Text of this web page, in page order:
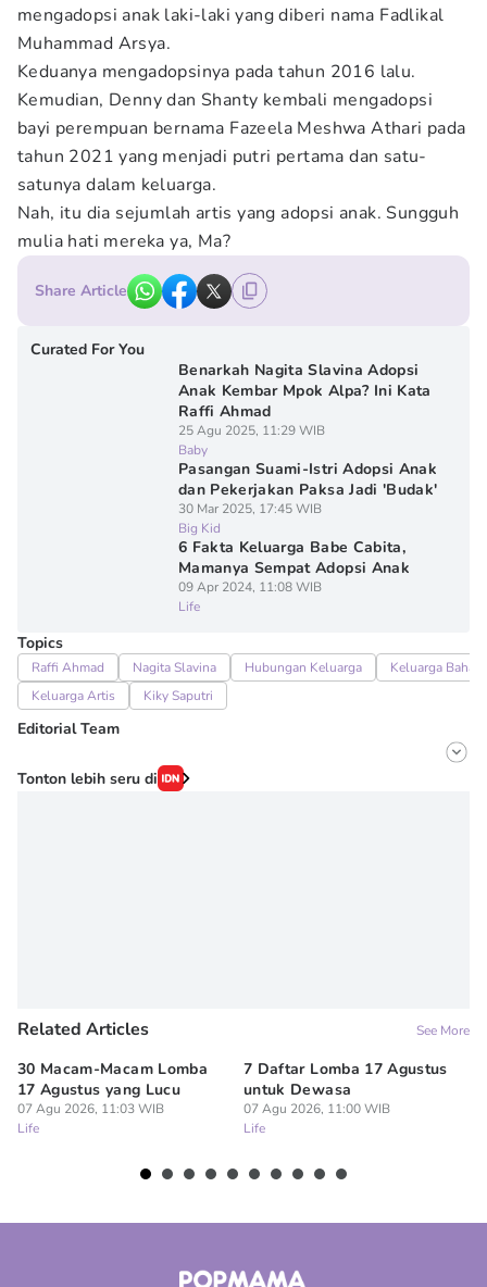
mengadopsi anak laki-laki yang diberi nama Fadlikal
Muhammad Arsya.
Keduanya mengadopsinya pada tahun 2016 lalu.
Kemudian, Denny dan Shanty kembali mengadopsi
bayi perempuan bernama Fazeela Meshwa Athari pada
tahun 2021 yang menjadi putri pertama dan satu-
satunya dalam keluarga.
Nah, itu dia sejumlah artis yang adopsi anak. Sungguh
mulia hati mereka ya, Ma?
Share Article
Curated For You
Benarkah Nagita Slavina Adopsi
Anak Kembar Mpok Alpa? Ini Kata
Raffi Ahmad
25 Agu 2025, 11:29 WIB
Baby
Pasangan Suami-Istri Adopsi Anak
dan Pekerjakan Paksa Jadi 'Budak'
30 Mar 2025, 17:45 WIB
Big Kid
6 Fakta Keluarga Babe Cabita,
Mamanya Sempat Adopsi Anak
09 Apr 2024, 11:08 WIB
Life
Topics
Raffi Ahmad Nagita Slavina Hubungan Keluarga
Keluarga
Keluarga Artis
Kiky Saputri
Editorial Team
Editor
Onic Metheany
Tonton lebih seru di
Related Articles See More
30 Macam-Macam Lomba
17 Agustus yang Lucu
07 Agu 2026, 11:03 WIB
Life
7 Daftar Lomba 17 Agustus
untuk Dewasa
07 Agu 2026, 11:00 WIB
Life